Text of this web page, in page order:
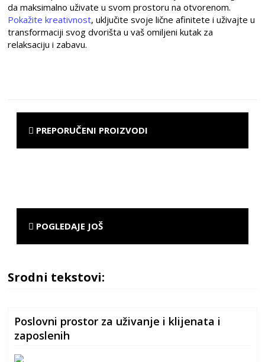
da maksimalno uživate u svom prostoru na otvorenom.
Pokažite kreativnost, uključite svoje lične afinitete i uživajte u
transformaciji svog dvorišta u vaš omiljeni kutak za
relaksaciju i zabavu.
PREPORUČENI PROIZVODI
POGLEDAJE JOŠ
Srodni tekstovi:
Poslovni prostor za uživanje i klijenata i
zaposlenih